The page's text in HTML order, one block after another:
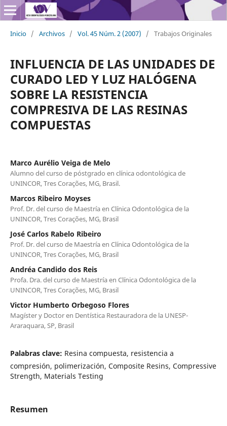
Inicio / Archivos / Vol. 45 Núm. 2 (2007) / Trabajos Originales
INFLUENCIA DE LAS UNIDADES DE
CURADO LED Y LUZ HALÓGENA
SOBRE LA RESISTENCIA
COMPRESIVA DE LAS RESINAS
COMPUESTAS
Marco Aurélio Veiga de Melo
Alumno del curso de póstgrado en clínica odontológica de
UNINCOR, Tres Corações, MG, Brasil.
Marcos Ribeiro Moyses
Prof. Dr. del curso de Maestría en Clínica Odontológica de la
UNINCOR, Tres Corações, MG, Brasil
José Carlos Rabelo Ribeiro
Prof. Dr. del curso de Maestría en Clínica Odontológica de la
UNINCOR, Tres Corações, MG, Brasil
Andréa Candido dos Reis
Profa. Dra. del curso de Maestría en Clínica Odontológica de la
UNINCOR, Tres Corações, MG, Brasil
Victor Humberto Orbegoso Flores
Magíster y Doctor en Dentística Restauradora de la UNESP-
Araraquara, SP, Brasil
Palabras clave: Resina compuesta, resistencia a
compresión, polimerización, Composite Resins, Compressive
Strength, Materials Testing
Resumen